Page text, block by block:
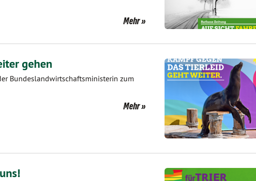
Mehr
gehen
Bundeslandwirtschaftsministerin zum
Mehr